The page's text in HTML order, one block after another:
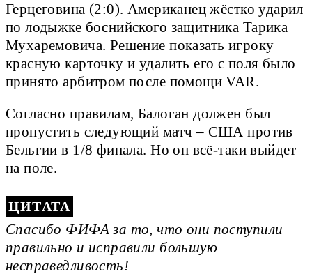
Герцеговина (2:0). Американец жёстко ударил
по лодыжке боснийского защитника Тарика
Мухаремовича. Решение показать игроку
красную карточку и удалить его с поля было
принято арбитром после помощи VAR.
Согласно правилам, Балоган должен был
пропустить следующий матч – США против
Бельгии в 1/8 финала. Но он всё-таки выйдет
на поле.
Спасибо ФИФА за то, что они поступили
правильно и исправили большую
несправедливость!